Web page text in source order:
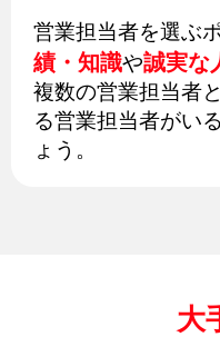
営業担当者を選ぶ
績・知識や誠実な
複数の営業担当者
る営業担当者がい
ょう。
大